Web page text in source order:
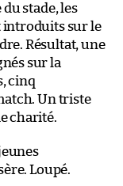
stade, les
introduits sur le
Résultat, une
sur la
cinq
Un triste
charité.
Loupé.